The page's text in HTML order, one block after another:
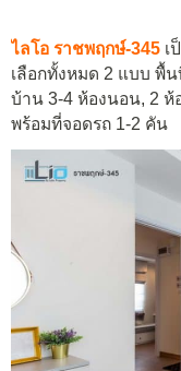
ไลโอ ราชพฤกษ์-345 เ
เลือกทั้งหมด 2 แบบ พื้
บ้าน 3-4 ห้องนอน, 2 ห้
พร้อมที่จอดรถ 1-2 คัน